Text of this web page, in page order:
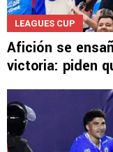
LEAGUES CUP
Afición se
victoria: piden